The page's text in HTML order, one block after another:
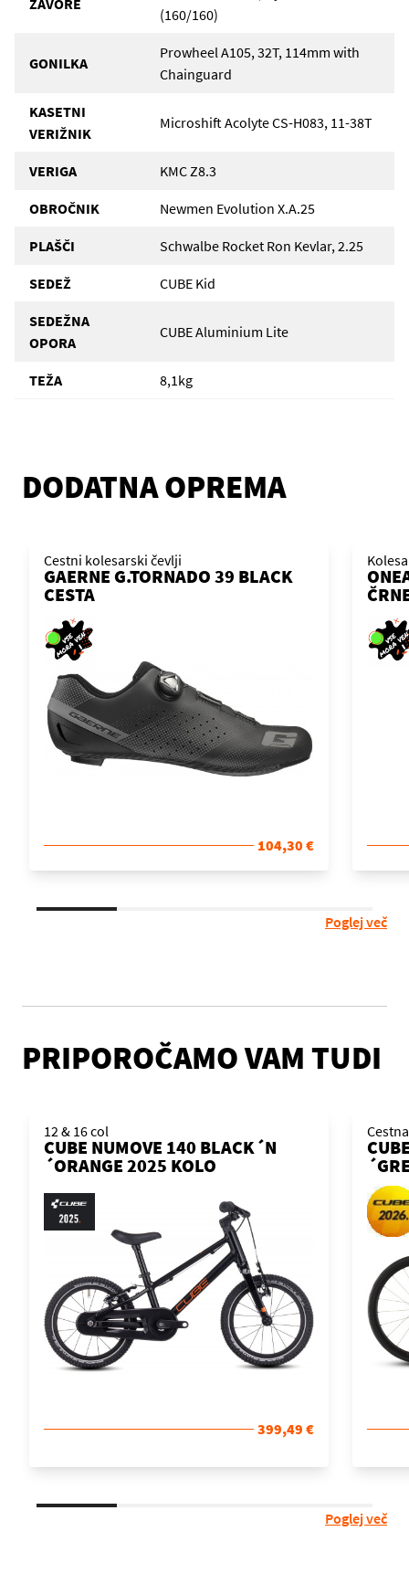
ZAVORE
(160/160)
GONILKA
Prowheel A105, 32T, 114mm with
Chainguard
KASETNI
VERIŽNIK
Microshift Acolyte CS-H083, 11-38T
VERIGA KMC Z8.3
OBROČNIK Newmen Evolution X.A.25
PLAŠČI Schwalbe Rocket Ron Kevlar, 2.25
SEDEŽ CUBE Kid
SEDEŽNA
OPORA
CUBE Aluminium Lite
TEŽA 8,1kg
DODATNA OPREMA
Cestni kolesarski čevlji
GAERNE G.TORNADO 39 BLACK
CESTA
104,30 €
Poglej več
PRIPOROČAMO VAM TUDI
12 & 16 col
CUBE NUMOVE 140 BLACK´N
´ORANGE 2025 KOLO
399,49 €
Poglej več